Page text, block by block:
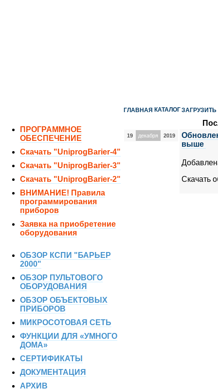
ПРОГРАММНОЕ
ОБЕСПЕЧЕНИЕ
Скачать "UniprogBarier-4"
Скачать "UniprogBarier-3"
Скачать "UniprogBarier-2"
ВНИМАНИЕ! Правила
программирования
приборов
Заявка на приобретение
оборудования
ОБЗОР КСПИ "БАРЬЕР
2000"
ОБЗОР ПУЛЬТОВОГО
ОБОРУДОВАНИЯ
ОБЗОР ОБЪЕКТОВЫХ
ПРИБОРОВ
МИКРОСОТОВАЯ СЕТЬ
ФУНКЦИИ ДЛЯ «УМНОГО
ДОМА»
СЕРТИФИКАТЫ
ДОКУМЕНТАЦИЯ
АРХИВ
ГЛАВНАЯ КАТАЛОГЗАГРУЗИТЬ
19 декабря 2019
выше
Скачать